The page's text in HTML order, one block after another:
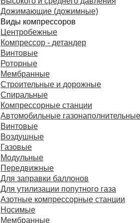
Дожимающие (дожимные)
Виды компрессоров
Центробежные
Компрессор - детандер
Винтовые
Роторные
Мембранные
Строительные и дорожные
Спиральные
Компрессорные станции
Автомобильные
Винтовые
Воздушные
Газовые
Модульные
Передвижные
Для заправки баллонов
Для утилизации попутного газа
Азотные компрессорные станции
Носимые
Мембранные